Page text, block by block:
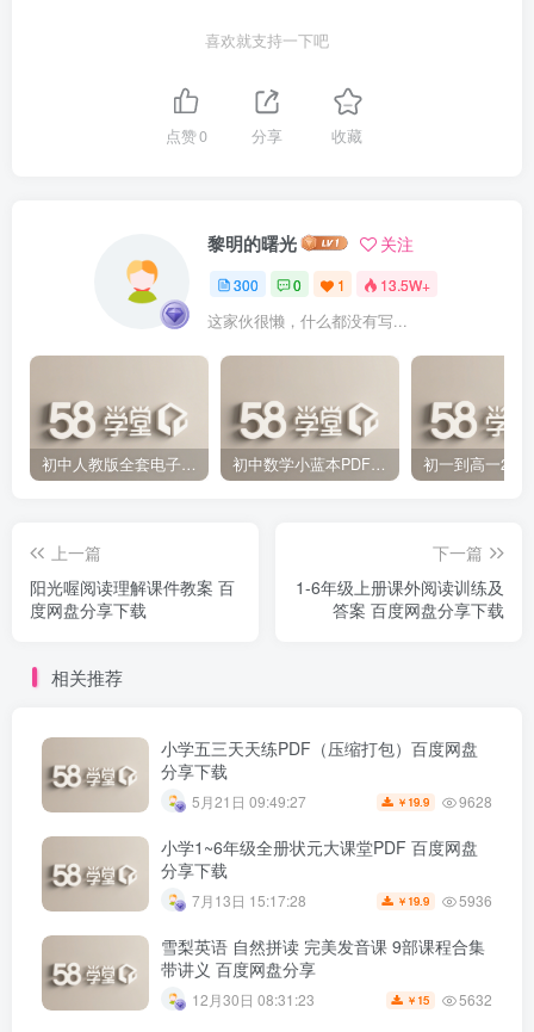
喜欢就支持一下吧
点赞0 分享 收藏
黎明的曙光 关注
300 0 1 13.5W+
这家伙很懒，什么都没有写...
初中人教版全套电子课本 百度网盘分享下载 初中数学小蓝本PDF电子版（压缩打包）百度网盘分享下载
上一篇
阳光喔阅读理解课件教案 百
度网盘分享下载
下一篇
1-6年级上册课外阅读训练及
答案 百度网盘分享下载
相关推荐
小学五三天天练PDF（压缩打包）百度网盘
分享下载
5月21日 09:49:27 ￥ 19.9 9628
小学1~6年级全册状元大课堂PDF 百度网盘
分享下载
7月13日 15:17:28 ￥ 19.9 5936
雪梨英语 自然拼读 完美发音课 9部课程合集
带讲义 百度网盘分享
12月30日 08:31:23 ￥ 15 5632